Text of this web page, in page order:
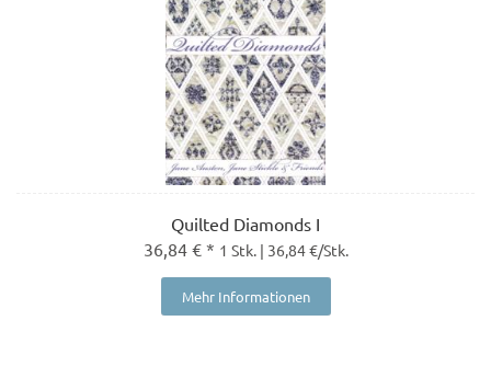
Quilted Diamonds I
36,84 € * 1 Stk. | 36,84 €/Stk.
Mehr Informationen